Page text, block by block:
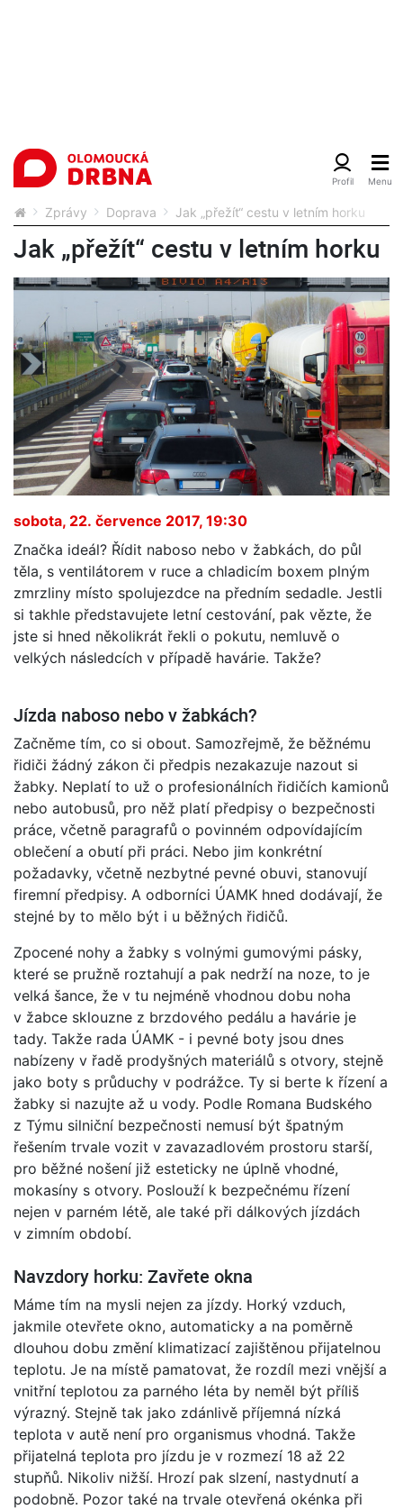
Zprávy Doprava Jak „přežít“ cestu v letním horku
Jak „přežít“ cestu v letním horku
sobota, 22. července 2017, 19:30
Značka ideál? Řídit naboso nebo v žabkách, do půl
těla, s ventilátorem v ruce a chladicím boxem plným
zmrzliny místo spolujezdce na předním sedadle. Jestli
si takhle představujete letní cestování, pak vězte, že
jste si hned několikrát řekli o pokutu, nemluvě o
velkých následcích v případě havárie. Takže?
Jízda naboso nebo v žabkách?
Začněme tím, co si obout. Samozřejmě, že běžnému
řidiči žádný zákon či předpis nezakazuje nazout si
žabky. Neplatí to už o profesionálních řidičích kamionů
nebo autobusů, pro něž platí předpisy o bezpečnosti
práce, včetně paragrafů o povinném odpovídajícím
oblečení a obutí při práci. Nebo jim konkrétní
požadavky, včetně nezbytné pevné obuvi, stanovují
firemní předpisy. A odborníci ÚAMK hned dodávají, že
stejné by to mělo být i u běžných řidičů.
Zpocené nohy a žabky s volnými gumovými pásky,
které se pružně roztahují a pak nedrží na noze, to je
velká šance, že v tu nejméně vhodnou dobu noha
v žabce sklouzne z brzdového pedálu a havárie je
tady. Takže rada ÚAMK - i pevné boty jsou dnes
nabízeny v řadě prodyšných materiálů s otvory, stejně
jako boty s průduchy v podrážce. Ty si berte k řízení a
žabky si nazujte až u vody. Podle Romana Budského
z Týmu silniční bezpečnosti nemusí být špatným
řešením trvale vozit v zavazadlovém prostoru starší,
pro běžné nošení již esteticky ne úplně vhodné,
mokasíny s otvory. Poslouží k bezpečnému řízení
nejen v parném létě, ale také při dálkových jízdách
v zimním období.
Navzdory horku: Zavřete okna
Máme tím na mysli nejen za jízdy. Horký vzduch,
jakmile otevřete okno, automaticky a na poměrně
dlouhou dobu změní klimatizací zajištěnou přijatelnou
teplotu. Je na místě pamatovat, že rozdíl mezi vnější a
vnitřní teplotou za parného léta by neměl být příliš
výrazný. Stejně tak jako zdánlivě příjemná nízká
teplota v autě není pro organismus vhodná. Takže
přijatelná teplota pro jízdu je v rozmezí 18 až 22
stupňů. Nikoliv nižší. Hrozí pak slzení, nastydnutí a
podobně. Pozor také na trvale otevřená okénka při